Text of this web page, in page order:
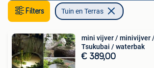
Filters Tuin en Terras
mini vijver / minivijver
Tsukubai / waterbak
€ 389,00